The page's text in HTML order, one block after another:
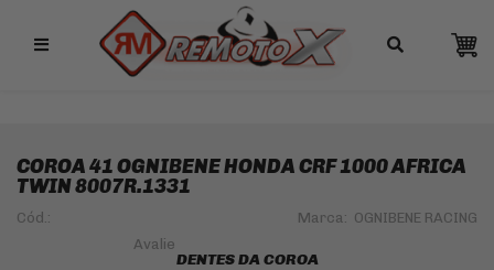
Remotox
10% OFF NO PIX
COROA 41 OGNIBENE HONDA CRF 1000 AFRICA
TWIN 8007R.1331
Cód.: Marca: OGNIBENE RACING
DENTES DA COROA